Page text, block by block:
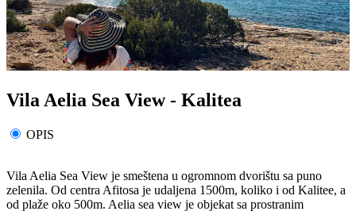
Vila Aelia Sea View - Kalitea
OPIS
Vila Aelia Sea View je smeštena u ogromnom dvorištu sa puno
zelenila. Od centra Afitosa je udaljena 1500m, koliko i od Kalitee, a
od plaže oko 500m. Aelia sea view je objekat sa prostranim